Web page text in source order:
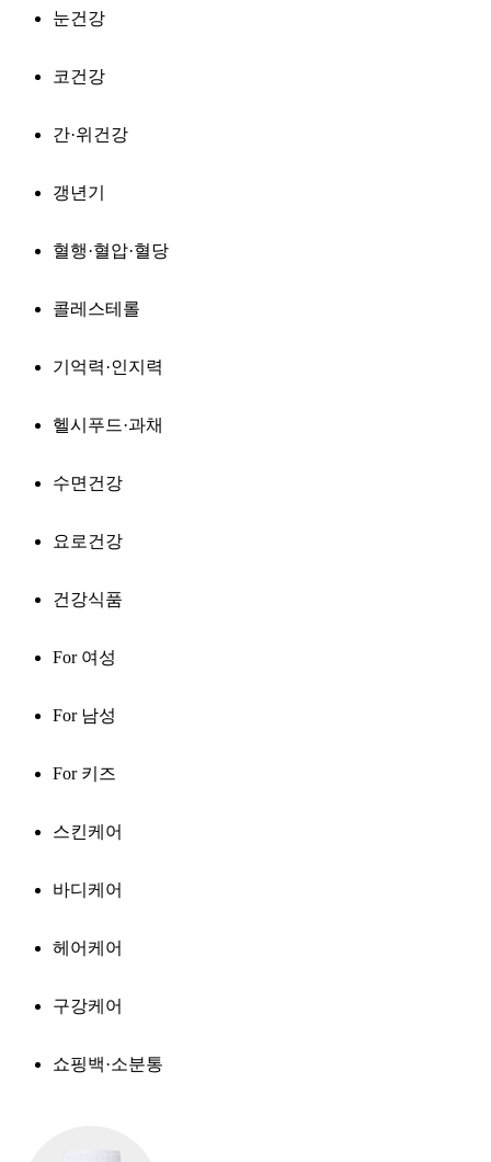
눈건강
코건강
간·위건강
갱년기
혈행·혈압·혈당
콜레스테롤
기억력·인지력
헬시푸드·과채
수면건강
요로건강
건강식품
For 여성
For 남성
For 키즈
스킨케어
바디케어
헤어케어
구강케어
쇼핑백·소분통